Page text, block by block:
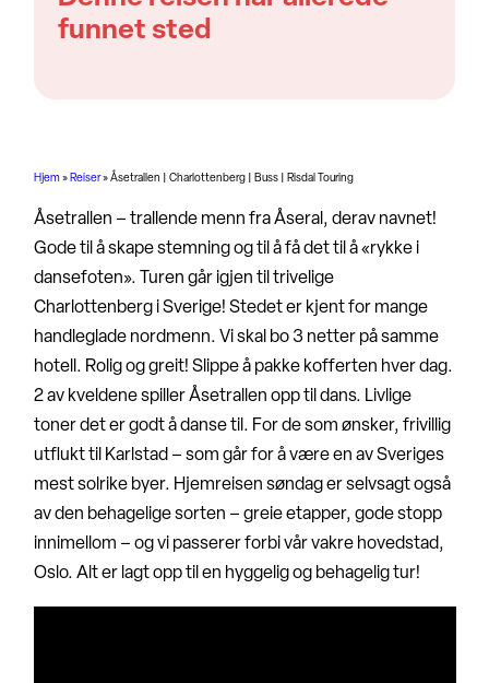
Hjem» Reiser»Åsetrallen | Charlottenberg | Buss | Risdal Touring
Åsetrallen – trallende menn fra Åseral, derav navnet!
Gode til å skape stemning og til å få det til å «rykke i
dansefoten». Turen går igjen til trivelige
Charlottenberg i Sverige! Stedet er kjent for mange
handleglade nordmenn. Vi skal bo 3 netter på samme
hotell. Rolig og greit! Slippe å pakke kofferten hver dag.
2 av kveldene spiller Åsetrallen opp til dans. Livlige
toner det er godt å danse til. For de som ønsker, frivillig
utflukt til Karlstad – som går for å være en av Sveriges
mest solrike byer. Hjemreisen søndag er selvsagt også
av den behagelige sorten – greie etapper, gode stopp
innimellom – og vi passerer forbi vår vakre hovedstad,
Oslo. Alt er lagt opp til en hyggelig og behagelig tur!
funnet sted